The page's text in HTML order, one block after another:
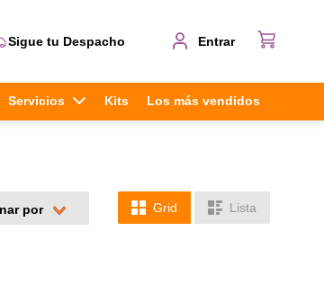
Sigue tu Despacho Entrar
Servicios Kits Los más vendidos
Grid Lista